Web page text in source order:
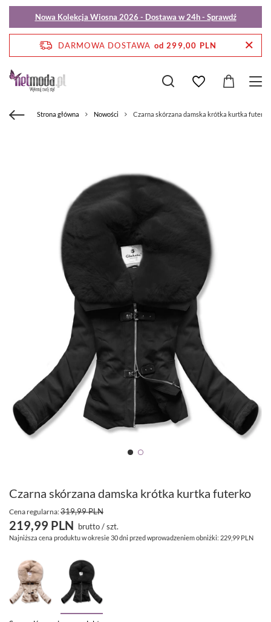
Nowa Kolekcja Wiosna 2026 - Dostawa w 24h - Sprawdź
DARMOWA DOSTAWA od 299,00 PLN
Strona główna Nowości Czarna skórzana damska krótka kurtka futerko
Czarna skórzana damska krótka kurtka futerko
Cena regularna:319,99 PLN
219,99 PLN brutto/szt.
Najniższa cena produktu w okresie 30 dni przed wprowadzeniem obniżki: 229,99 PLN